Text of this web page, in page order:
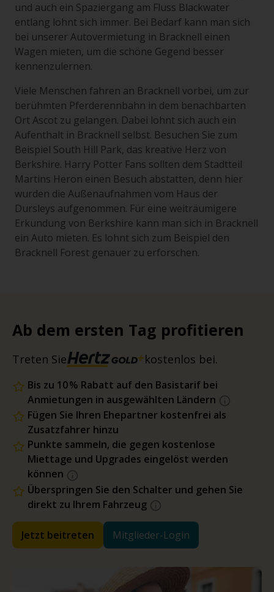
und auch ein Spaziergang am Fluss Blackwater
entlang lohnt sich immer. Bei Bedarf kann man sich
bei unserer Autovermietung in Bracknell einen
Wagen mieten, um die schöne Gegend besser
kennenzulernen.
Viele Menschen fahren an Bracknell vorbei, um zur
berühmten Pferderennbahn in dem benachbarten
Ort Ascot zu gelangen. Dabei lohnt sich auch ein
Aufenthalt in Bracknell selbst. Besuchen Sie zum
Beispiel South Hill Park, das kreative Herz von
Berkshire. Harry Potter Fans sollten dem Stadtteil
Martins Heron einen Besuch abstatten, denn hier
wurden die Außenaufnahmen vom Haus der
Dursleys aufgenommen. Für eine weiträumigere
Erkundung von Berkshire kann man sich in Bracknell
ein Auto mieten. Es lohnt sich zum Beispiel den
Bracknell Forest genauer zu erforschen.
Ab dem ersten Tag profitieren
Treten Sie kostenlos bei.
Bis zu 10 % Rabatt auf den Basistarif bei
Anmietungen in ausgewählten Ländern
Fügen Sie Ihren Ehepartner kostenfrei als
Zusatzfahrer hinzu
Punkte sammeln, die gegen kostenlose
Miettage und Upgrades eingelöst werden
können
Überspringen Sie den Schalter und gehen Sie
direkt zu Ihrem Fahrzeug
Jetzt beitreten Mitglieder-Login